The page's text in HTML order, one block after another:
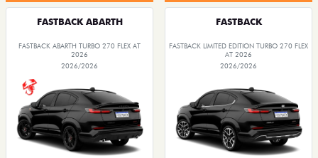
FASTBACK ABARTH
FASTBACK ABARTH TURBO 270 FLEX AT
2026
2026/2026
FASTBACK
FASTBACK LIMITED EDITION TURBO 270 FLEX
AT 2026
2026/2026